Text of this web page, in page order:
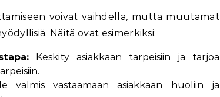
voivat vaihdella, mutta muutamat
Näitä ovat esimerkiksi:
Keskity asiakkaan tarpeisiin ja tarjoa
valmis vastaamaan asiakkaan huoliin ja